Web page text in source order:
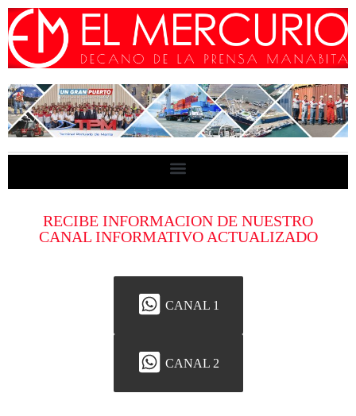
RECIBE INFORMACION DE NUESTRO
CANAL INFORMATIVO ACTUALIZADO
CANAL 1
CANAL 2